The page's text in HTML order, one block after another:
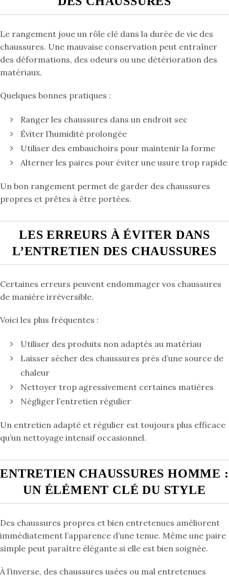
Le rangement joue un rôle clé dans la durée de vie des
chaussures. Une mauvaise conservation peut entraîner
des déformations, des odeurs ou une détérioration des
matériaux.
Quelques bonnes pratiques :
Ranger les chaussures dans un endroit sec
Éviter l’humidité prolongée
Utiliser des embauchoirs pour maintenir la forme
Alterner les paires pour éviter une usure trop rapide
Un bon rangement permet de garder des chaussures
propres et prêtes à être portées.
LES ERREURS À ÉVITER DANS
L’ENTRETIEN DES CHAUSSURES
Certaines erreurs peuvent endommager vos chaussures
de manière irréversible.
Voici les plus fréquentes :
Utiliser des produits non adaptés au matériau
Laisser sécher des chaussures près d’une source de
chaleur
Nettoyer trop agressivement certaines matières
Négliger l’entretien régulier
Un entretien adapté et régulier est toujours plus efficace
qu’un nettoyage intensif occasionnel.
ENTRETIEN CHAUSSURES HOMME :
UN ÉLÉMENT CLÉ DU STYLE
Des chaussures propres et bien entretenues améliorent
immédiatement l’apparence d’une tenue. Même une paire
simple peut paraître élégante si elle est bien soignée.
À l’inverse, des chaussures usées ou mal entretenues